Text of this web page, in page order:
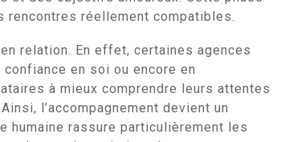
rencontres réellement compatibles.
relation. En effet, certaines agences
en soi ou encore en
à mieux comprendre leurs attentes
l’accompagnement devient un
humaine rassure particulièrement les